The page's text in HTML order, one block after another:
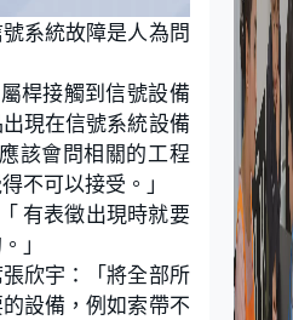
系統故障是人為問
桿接觸到信號設備
現在信號系統設備
該會問相關的工程
不可以接受。」
有表徵出現時就要
」
欣宇：「將全部所
設備，例如索帶不